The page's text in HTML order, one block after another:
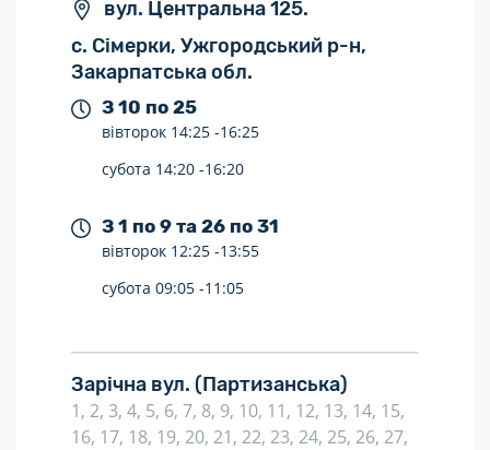
вул. Центральна 125.
с. Сімерки, Ужгородський р-н,
Закарпатська обл.
З 10 по 25
вівторок 14:25 -16:25
субота 14:20 -16:20
З 1 по 9 та 26 по 31
вівторок 12:25 -13:55
субота 09:05 -11:05
Зарічна вул. (Партизанська)
1, 2, 3, 4, 5, 6, 7, 8, 9, 10, 11, 12, 13, 14, 15,
16, 17, 18, 19, 20, 21, 22, 23, 24, 25, 26, 27,